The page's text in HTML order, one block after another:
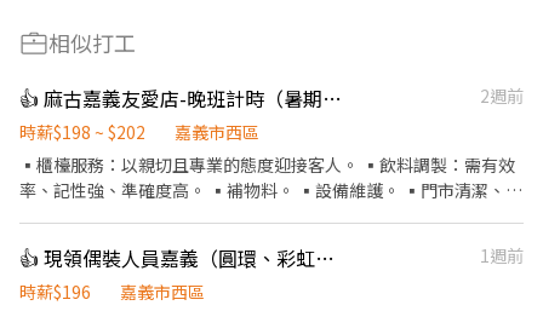
相似打工
👍 麻古嘉義友愛店-晚班計時（暑期勿試）
2週前
時薪$198 ~ $202
嘉義市西區
▪️櫃檯服務：以親切且專業的態度迎接客人。 ▪️飲料調製：需有效
率、記性強、準確度高。 ▪️補物料。 ▪️設備維護。 ▪️門市清潔、環
紅包獎勵。 友善的工作環境是我們的目標 歡迎有熱忱且有禮貌的
您，一起當同事❤️
👍 現領偶裝人員嘉義（圓環、彩虹、朴子、大林等場次)
1週前
時薪$196
嘉義市西區